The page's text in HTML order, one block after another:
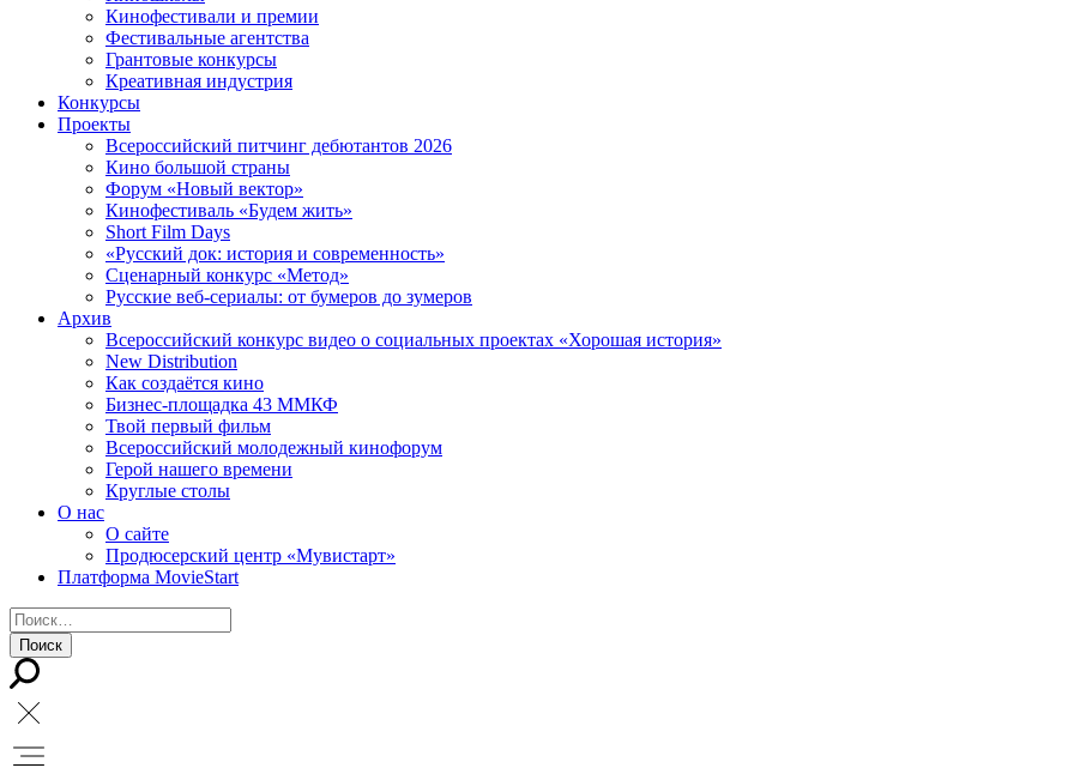
Кинофестивали и премии
Фестивальные агентства
Грантовые конкурсы
Креативная индустрия
Конкурсы
Проекты
Всероссийский питчинг дебютантов 2026
Кино большой страны
Форум «Новый вектор»
Кинофестиваль «Будем жить»
Short Film Days
«Русский док: история и современность»
Сценарный конкурс «Метод»
Русские веб-сериалы: от бумеров до зумеров
Архив
Всероссийский конкурс видео о социальных проектах «Хорошая история»
New Distribution
Как создаётся кино
Бизнес-площадка 43 ММКФ
Твой первый фильм
Всероссийский молодежный кинофорум
Герой нашего времени
Круглые столы
О нас
О сайте
Продюсерский центр «Мувистарт»
Платформа MovieStart